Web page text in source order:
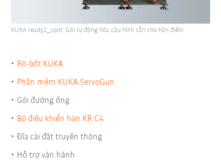
Rô-bốt KUKA
Phần mềm KUKA.ServoGun
Gói đường ống
Bộ điều khiển hàn KR C4
Đĩa cài đặt truyền thông
Hỗ trợ vận hành
KUKA ready2_spot: Gói tự động hóa cấu hình sẵn cho hàn điểm